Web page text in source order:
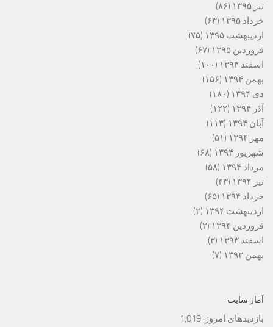
تیر ۱۳۹۵
(۸۶)
خرداد ۱۳۹۵
(۶۳)
اردیبهشت ۱۳۹۵
(۷۵)
فروردین ۱۳۹۵
(۶۷)
اسفند ۱۳۹۴
(۱۰۰)
بهمن ۱۳۹۴
(۱۵۶)
دی ۱۳۹۴
(۱۸۰)
آذر ۱۳۹۴
(۱۲۲)
آبان ۱۳۹۴
(۱۱۳)
مهر ۱۳۹۴
(۵۱)
شهریور ۱۳۹۴
(۶۸)
مرداد ۱۳۹۴
(۵۸)
تیر ۱۳۹۴
(۴۳)
خرداد ۱۳۹۴
(۶۵)
اردیبهشت ۱۳۹۴
(۲)
فروردین ۱۳۹۴
(۲)
اسفند ۱۳۹۳
(۳)
بهمن ۱۳۹۳
(۷)
آمار سایت
بازدیدهای امروز: 1,019